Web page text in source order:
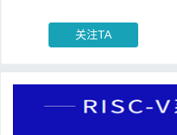
关注TA